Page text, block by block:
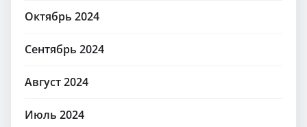
Октябрь 2024
Сентябрь 2024
Август 2024
Июль 2024